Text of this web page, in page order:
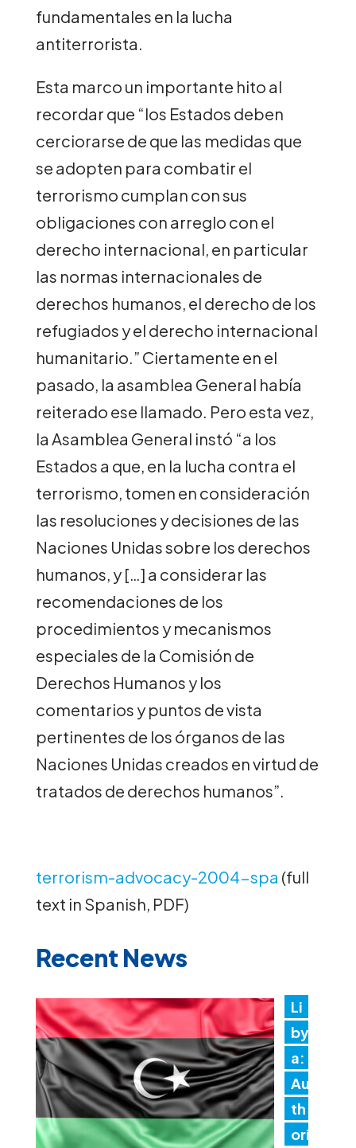
fundamentales en la lucha
antiterrorista.
Esta marco un importante hito al
recordar que “los Estados deben
cerciorarse de que las medidas que
se adopten para combatir el
terrorismo cumplan con sus
obligaciones con arreglo con el
derecho internacional, en particular
las normas internacionales de
derechos humanos, el derecho de los
refugiados y el derecho internacional
humanitario.” Ciertamente en el
pasado, la asamblea General había
reiterado ese llamado. Pero esta vez,
la Asamblea General instó “a los
Estados a que, en la lucha contra el
terrorismo, tomen en consideración
las resoluciones y decisiones de las
Naciones Unidas sobre los derechos
humanos, y […] a considerar las
recomendaciones de los
procedimientos y mecanismos
especiales de la Comisión de
Derechos Humanos y los
comentarios y puntos de vista
pertinentes de los órganos de las
Naciones Unidas creados en virtud de
tratados de derechos humanos”.
terrorism-advocacy-2004-spa (full
text in Spanish, PDF)
Recent News
Li
by
a:
Au
th
ori